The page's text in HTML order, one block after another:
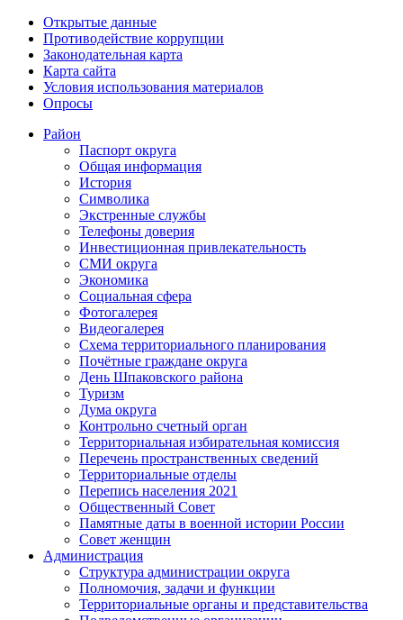
Открытые данные
Противодействие коррупции
Законодательная карта
Карта сайта
Условия использования материалов
Опросы
Район
Паспорт округа
Общая информация
История
Символика
Экстренные службы
Телефоны доверия
Инвестиционная привлекательность
СМИ округа
Экономика
Социальная сфера
Фотогалерея
Видеогалерея
Схема территориального планирования
Почётные граждане округа
День Шпаковского района
Туризм
Дума округа
Контрольно счетный орган
Территориальная избирательная комиссия
Перечень пространственных сведений
Территориальные отделы
Перепись населения 2021
Общественный Совет
Памятные даты в военной истории России
Совет женщин
Администрация
Структура администрации округа
Полномочия, задачи и функции
Территориальные органы и представительства